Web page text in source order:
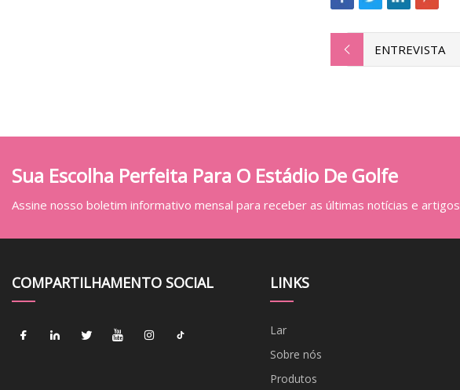
ENTREVISTA
Sua Escolha Perfeita Para O Estádio De Golfe
Assine nosso boletim informativo mensal para receber as últimas notícias e artigos
COMPARTILHAMENTO SOCIAL LINKS
Lar
Sobre nós
Produtos